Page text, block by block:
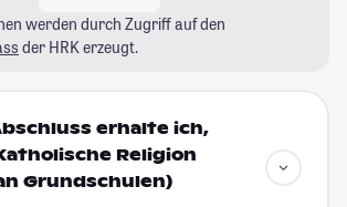
werden durch Zugriff auf den
der HRK erzeugt.
erhalte ich,
Religion
Grundschulen)